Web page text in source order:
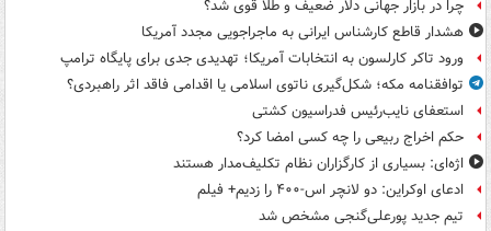
چرا در بازار جهانی دلار ضعیف و طلا قوی شد؟
هشدار قاطع کارشناس ایرانی به ماجراجویی مجدد آمریکا
ورود تاکر کارلسون به انتخابات آمریکا؛ تهدیدی جدی برای پایگاه ترامپ
توافقنامه مکه؛ شکل‌گیری ناتوی اسلامی یا اقدامی فاقد اثر راهبردی؟
استعفای نایب‌رئیس فدراسیون کشتی
حکم اخراج ربیعی را چه کسی امضا کرد؟
اژه‌ای: بسیاری از کارگزاران نظام تکلیف‌مدار هستند
ادعای اوکراین: دو لانچر اس-۴۰۰ را زدیم+ فیلم
تیم جدید پورعلی‌گنجی مشخص شد